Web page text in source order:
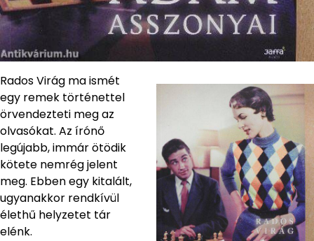
Rados Virág ma ismét
egy remek történettel
örvendezteti meg az
olvasókat. Az írónő
legújabb, immár ötödik
kötete nemrég jelent
meg. Ebben egy kitalált,
ugyanakkor rendkívül
élethű helyzetet tár
elénk.